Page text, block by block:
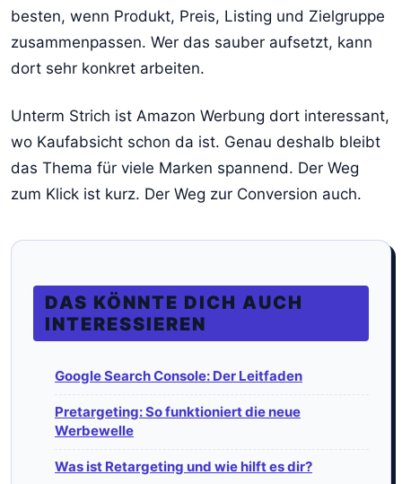
besten, wenn Produkt, Preis, Listing und Zielgruppe
zusammenpassen. Wer das sauber aufsetzt, kann
dort sehr konkret arbeiten.
Unterm Strich ist Amazon Werbung dort interessant,
wo Kaufabsicht schon da ist. Genau deshalb bleibt
das Thema für viele Marken spannend. Der Weg
zum Klick ist kurz. Der Weg zur Conversion auch.
DAS KÖNNTE DICH AUCH
INTERESSIEREN
Google Search Console: Der Leitfaden
Pretargeting: So funktioniert die neue
Werbewelle
Was ist Retargeting und wie hilft es dir?